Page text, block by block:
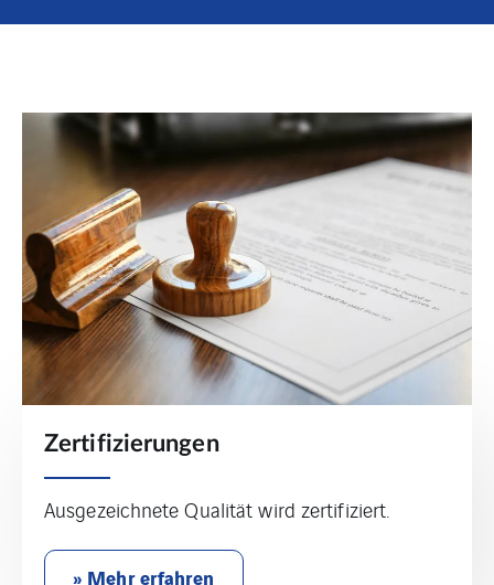
Zertifizierungen
Ausgezeichnete Qualität wird zertifiziert.
» Mehr erfahren